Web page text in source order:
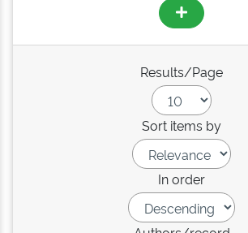
Results/Page
Sort items by
In order